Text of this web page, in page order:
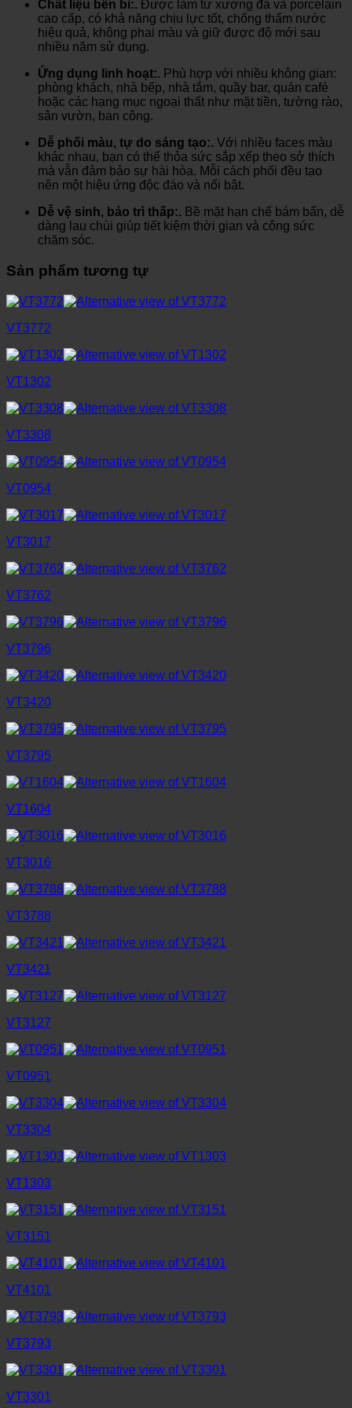
Chất liệu bền bỉ:. Được làm từ xương đá và porcelain
cao cấp, có khả năng chịu lực tốt, chống thấm nước
hiệu quả, không phai màu và giữ được độ mới sau
nhiều năm sử dụng.
Ứng dụng linh hoạt:. Phù hợp với nhiều không gian:
phòng khách, nhà bếp, nhà tắm, quầy bar, quán café
hoặc các hạng mục ngoại thất như mặt tiền, tường rào,
sân vườn, ban công.
Dễ phối màu, tự do sáng tạo:. Với nhiều faces màu
khác nhau, bạn có thể thỏa sức sắp xếp theo sở thích
mà vẫn đảm bảo sự hài hòa. Mỗi cách phối đều tạo
nên một hiệu ứng độc đáo và nổi bật.
Dễ vệ sinh, bảo trì thấp:. Bề mặt hạn chế bám bẩn, dễ
dàng lau chùi giúp tiết kiệm thời gian và công sức
chăm sóc.
Sản phẩm tương tự
VT3772
VT1302
VT3308
VT0954
VT3017
VT3762
VT3796
VT3420
VT3795
VT1604
VT3016
VT3788
VT3421
VT3127
VT0951
VT3304
VT1303
VT3151
VT4101
VT3793
VT3301